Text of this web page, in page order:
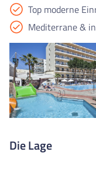
Top moderne
Mediterrane &
Die Lage